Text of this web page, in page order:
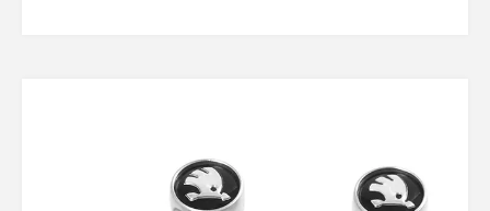
ul. Krakowska 33, Wieliczka